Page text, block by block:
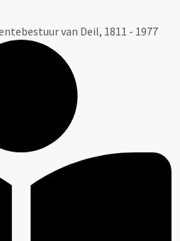
van Deil, 1811 - 1977